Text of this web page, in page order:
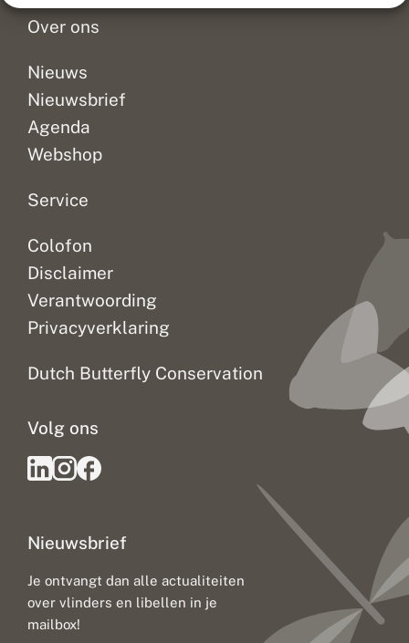
Over ons
Nieuws
Nieuwsbrief
Agenda
Webshop
Service
Colofon
Disclaimer
Verantwoording
Privacyverklaring
Dutch Butterfly Conservation
Nieuwsbrief
Je ontvangt dan alle actualiteiten
over vlinders en libellen in je
mailbox!
Volg ons